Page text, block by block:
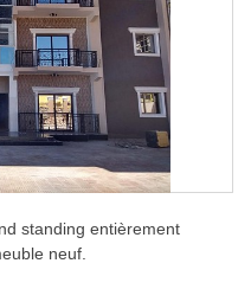
standing entièrement
neuf.